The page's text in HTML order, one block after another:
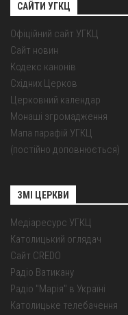
САЙТИ УГКЦ
Офіційний сайт УГКЦ
Сайт новин
Кодекс канонів
Східних Церков
Церковний календар
Монаші згромадження
Мапа парафій УГКЦ
(постійно доповнюється)
ЗМІ ЦЕРКВИ
Медіаресурс УГКЦ
Католицький оглядач
Сайт CREDO
Радіо Ватикану
Радіо "Марія" в Україні
Католицьке телебачення